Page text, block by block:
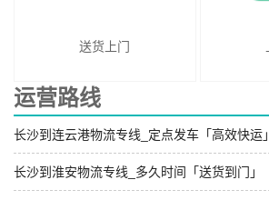
送货上门
运营路线
长沙到连云港物流专线_定点发车「高效快运」
长沙到淮安物流专线_多久时间「送货到门」